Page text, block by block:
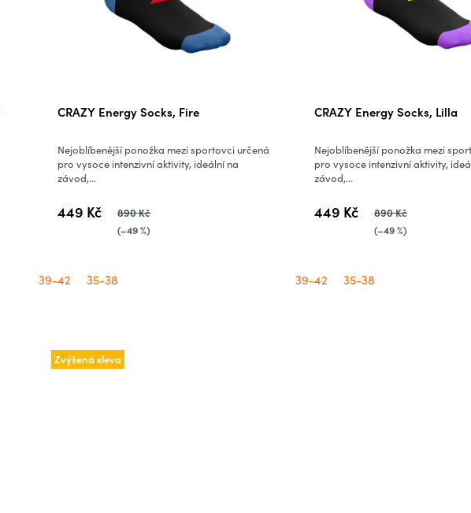
CRAZY Energy Socks, Fire
449 Kč 890 Kč
(–49 %)
Nejoblíbenější ponožka mezi sportovci určená
pro vysoce intenzivní aktivity, ideální na
závod,...
39-42 35-38
CRAZY Energy Socks, Lilla
449 Kč 890 Kč
(–49 %)
Nejoblíbenější ponožka mezi
pro vysoce intenzivní aktivity,
závod,...
39-42 35-38
Zvýšená sleva